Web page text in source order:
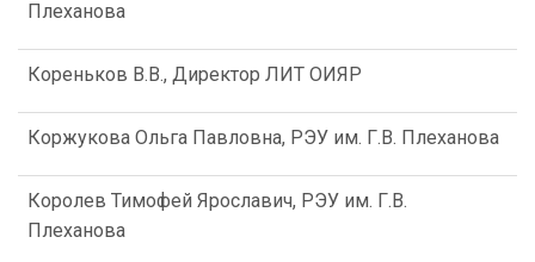
Плеханова
Кореньков В.В., Директор ЛИТ ОИЯР
Коржукова Ольга Павловна, РЭУ им. Г.В. Плеханова
Королев Тимофей Ярославич, РЭУ им. Г.В.
Плеханова